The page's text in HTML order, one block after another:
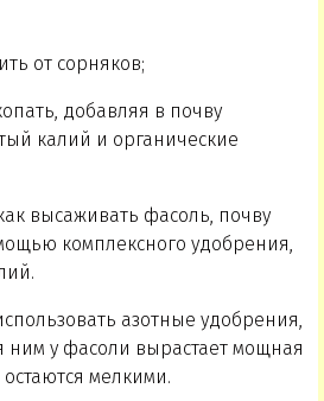
от сорняков;
добавляя в почву
калий и органические
высаживать фасоль, почву
комплексного удобрения,
азотные удобрения,
ним у фасоли вырастает мощная
остаются мелкими.